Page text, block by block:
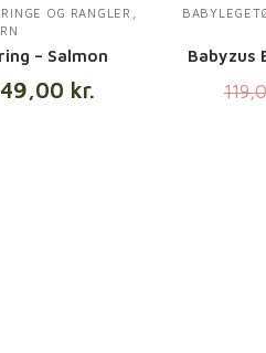
OG RANGLER
– Salmon
49,00 kr.
Babyzus